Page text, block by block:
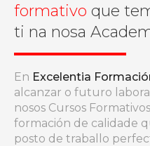
formativo que
ti na nosa
En Excelentia
alcanzar o futuro
nosos Cursos
formación de calidade
posto de traballo